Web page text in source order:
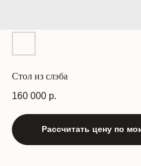
Стол из слэба
160 000 р.
Рассчитать цену по